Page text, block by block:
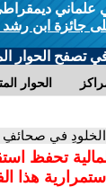
ديمقراطي
جائزة ابن رشد
تصفح الحوار
الحوار
في صحائفِ
تحفظ
استمرارية هذا